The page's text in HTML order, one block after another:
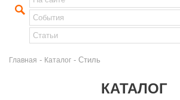
Главная - Каталог - Стиль
КАТАЛОГ